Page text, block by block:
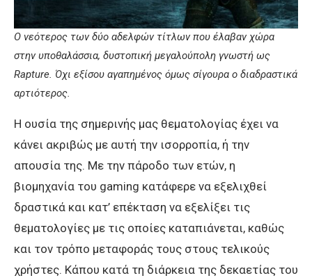
O νεότερος των δύο αδελφών τίτλων που έλαβαν χώρα
στην υποθαλάσσια, δυστοπική μεγαλούπολη γνωστή ως
Rapture. Όχι εξίσου αγαπημένος όμως σίγουρα ο διαδραστικά
αρτιότερος.
Η ουσία της σημερινής μας θεματολογίας έχει να
κάνει ακριβώς με αυτή την ισορροπία, ή την
απουσία της. Με την πάροδο των ετών, η
βιομηχανία του gaming κατάφερε να εξελιχθεί
δραστικά και κατ’ επέκταση να εξελίξει τις
θεματολογίες με τις οποίες καταπιάνεται, καθώς
και τον τρόπο μεταφοράς τους στους τελικούς
χρήστες. Κάπου κατά τη διάρκεια της δεκαετίας του